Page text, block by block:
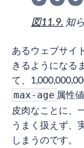
図11.9. 知
あるウェブサイ
きるようになる
て、
max-age 属性
皮肉なことに、
うまく扱えず、
しまうのです。